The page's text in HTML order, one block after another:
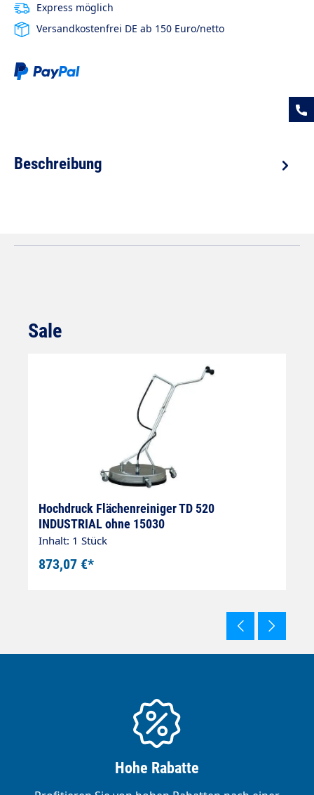
Express möglich
Versandkostenfrei DE ab 150 Euro/netto
Beschreibung
Produktgalerie überspringen
Sale
Hochdruck Flächenreiniger TD 520
INDUSTRIAL ohne 15030
Inhalt: 1 Stück
873,07 €*
Hohe Rabatte